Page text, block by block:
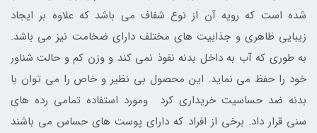
شده است که رویه آن از نوع شفاف می باشد که علاوه بر ایجاد
زیبایی ظاهری و جذابیت های مختلف دارای ضخامت نیز می باشد.
به طوری که آب به داخل بدنه نفوذ نمی کند و وزن کم و حالت شناور
خود را حفظ می نماید. این محصول بی نظیر و خاص را می توان با
بدنه ضد حساسیت خریداری کرد ومورد استفاده تمامی رده های
سنی قرار داد. برخی از افراد که دارای پوست های حساس می باشند